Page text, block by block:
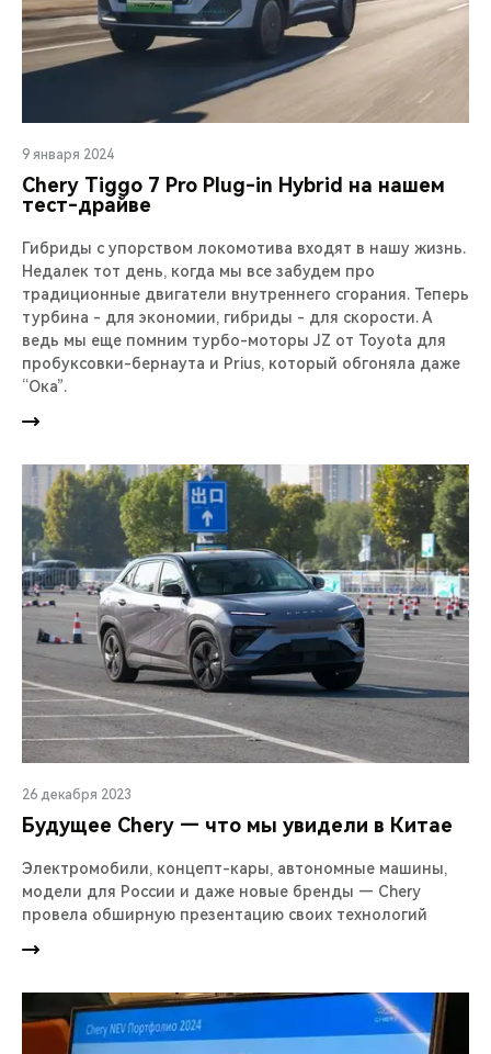
9 января 2024
Chery Тiggo 7 Pro Plug-in Hybrid на нашем
тест-драйве
Гибриды с упорством локомотива входят в нашу жизнь.
Недалек тот день, когда мы все забудем про
традиционные двигатели внутреннего сгорания. Теперь
турбина - для экономии, гибриды - для скорости. А
ведь мы еще помним турбо-моторы JZ от Toyota для
пробуксовки-бернаута и Prius, который обгоняла даже
“Ока”.
26 декабря 2023
Будущее Chery — что мы увидели в Китае
Электромобили, концепт-кары, автономные машины,
модели для России и даже новые бренды — Chery
провела обширную презентацию своих технологий